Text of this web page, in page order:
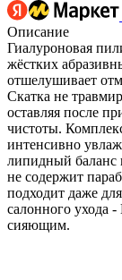
Описание
Гиалуроновая
жёстких
отшелушивает
Скатка не
оставляя после
чистоты.
интенсивно
липидный баланс
не содержит
подходит даже
салонного ухода
сияющим.